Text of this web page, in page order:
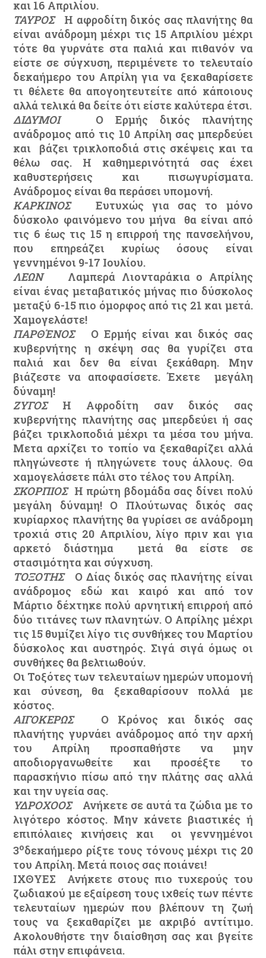
και 16 Απριλίου.
ΤΑΥΡΟΣΗ αφροδίτη δικός σας πλανήτης θα
είναι ανάδρομη μέχρι τις 15 Απριλίου μέχρι
τότε θα γυρνάτε στα παλιά και πιθανόν να
είστε σε σύγχυση, περιμένετε το τελευταίο
δεκαήμερο του Απρίλη για να ξεκαθαρίσετε
τι θέλετε θα απογοητευτείτε από κάποιους
αλλά τελικά θα δείτε ότι είστε καλύτερα έτσι.
ΔΙΔΥΜΟΙΟ Ερμής δικός πλανήτης
ανάδρομος από τις 10 Απρίλη σας μπερδεύει
και βάζει τρικλοποδιά στις σκέψεις και τα
θέλω σας. Η καθημερινότητά σας έχει
καθυστερήσεις και πισωγυρίσματα.
Ανάδρομος είναι θα περάσει υπομονή.
ΚΑΡΚΙΝΟΣΕυτυχώς για σας το μόνο
δύσκολο φαινόμενο του μήνα θα είναι από
τις 6 έως τις 15 η επιρροή της πανσελήνου,
που επηρεάζει κυρίως όσους είναι
γεννημένοι 9-17 Ιουλίου.
ΛΕΩΝΛαμπερά Λιονταράκια ο Απρίλης
είναι ένας μεταβατικός μήνας πιο δύσκολος
μεταξύ 6-15 πιο όμορφος από τις 21 και μετά.
Χαμογελάστε!
ΠΑΡΘΈΝΟΣΟ Ερμής είναι και δικός σας
κυβερνήτης η σκέψη σας θα γυρίζει στα
παλιά και δεν θα είναι ξεκάθαρη. Μην
βιάζεστε να αποφασίσετε. Έχετε μεγάλη
δύναμη!
ΖΥΓΟΣΗ Αφροδίτη σαν δικός σας
κυβερνήτης πλανήτης σας μπερδεύει ή σας
βάζει τρικλοποδιά μέχρι τα μέσα του μήνα.
Μετα αρχίζει το τοπίο να ξεκαθαρίζει αλλά
πληγώνεστε ή πληγώνετε τους άλλους. Θα
χαμογελάσετε πάλι στο τέλος του Απρίλη.
ΣΚΟΡΠΙΟΣΗ πρώτη βδομάδα σας δίνει πολύ
μεγάλη δύναμη! Ο Πλούτωνας δικός σας
κυρίαρχος πλανήτης θα γυρίσει σε ανάδρομη
τροχιά στις 20 Απριλίου, λίγο πριν και για
αρκετό διάστημα μετά θα είστε σε
στασιμότητα και σύγχυση.
ΤΟΞΟΤΗΣΟ Δίας δικός σας πλανήτης είναι
ανάδρομος εδώ και καιρό και από τον
Μάρτιο δέχτηκε πολύ αρνητική επιρροή από
δύο τιτάνες των πλανητών. Ο Απρίλης μέχρι
τις 15 θυμίζει λίγο τις συνθήκες του Μαρτίου
δύσκολος και αυστηρός. Σιγά σιγά όμως οι
συνθήκες θα βελτιωθούν.
Οι Τοξότες των τελευταίων ημερών υπομονή
και σύνεση, θα ξεκαθαρίσουν πολλά με
κόστος.
ΑΙΓΟΚΕΡΩΣΟ Κρόνος και δικός σας
πλανήτης γυρνάει ανάδρομος από την αρχή
του Απρίλη προσπαθήστε να μην
αποδιοργανωθείτε και προσέξτε το
παρασκήνιο πίσω από την πλάτης σας αλλά
και την υγεία σας.
ΥΔΡΟΧΟΟΣΑνήκετε σε αυτά τα ζώδια με το
λιγότερο κόστος. Μην κάνετε βιαστικές ή
επιπόλαιες κινήσεις και οι γεννημένοι
3οδεκαήμερο ρίξτε τους τόνους μέχρι τις 20
του Απρίλη. Μετά ποιος σας ποιάνει!
ΙΧΘΥΕΣ
Ανήκετε στους πιο τυχερούς του
ζωδιακού με εξαίρεση τους ιχθείς των πέντε
τελευταίων ημερών που βλέπουν τη ζωή
τους να ξεκαθαρίζει με ακριβό αντίτιμο.
Ακολουθήστε την διαίσθηση σας και βγείτε
πάλι στην επιφάνεια.